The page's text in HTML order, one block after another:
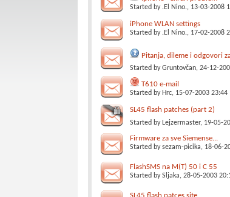
Started by .El Nino., 13-03-2008
iPhone WLAN settings
Started by .El Nino., 17-02-2008
Pitanja, dileme i odgovori
Started byGruntovčan, 24-12-
T610 e-mail
Started by Hrc, 15-07-2003 23:44
SL45 flash patches (part 2)
Started by Lejzermaster, 19-05-
Firmware za sve Siemense...
Started bysezam-picika, 18-06-
FlashSMS na M(T) 50 i C 55
Started bySljaka, 28-05-2003